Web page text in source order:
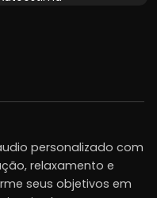
personalizado com
relaxamento e
seus objetivos em